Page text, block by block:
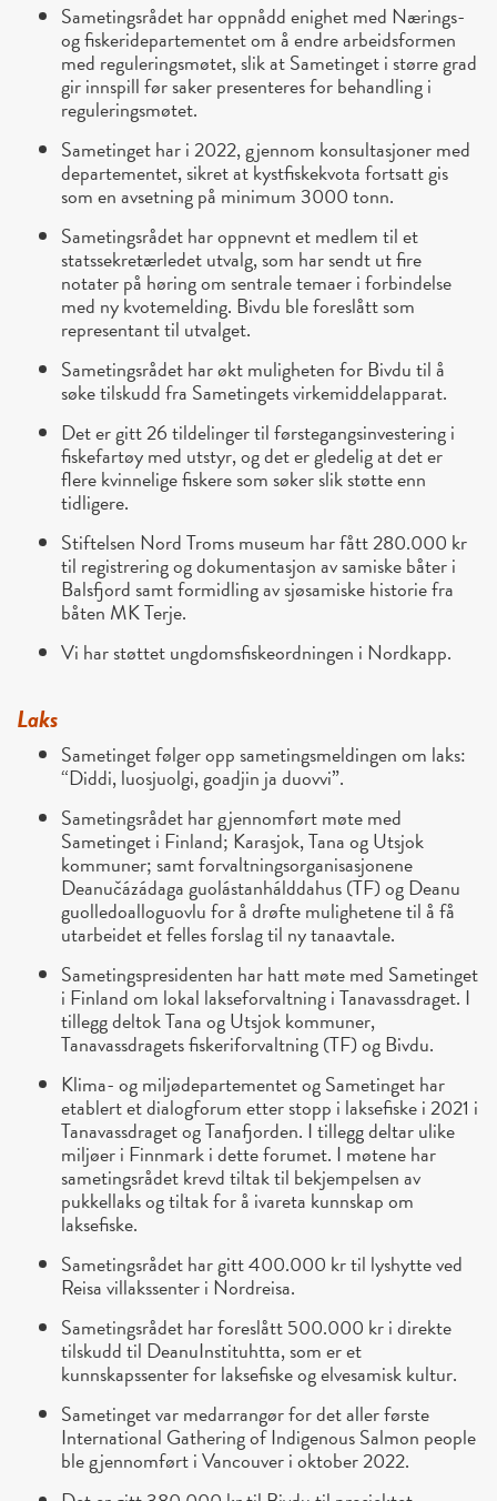
Sametingsrådet har oppnådd enighet med Nærings-
og fiskeridepartementet om å endre arbeidsformen
med reguleringsmøtet, slik at Sametinget i større grad
gir innspill før saker presenteres for behandling i
reguleringsmøtet.
Sametinget har i 2022, gjennom konsultasjoner med
departementet, sikret at kystfiskekvota fortsatt gis
som en avsetning på minimum 3000 tonn.
Sametingsrådet har oppnevnt et medlem til et
statssekretærledet utvalg, som har sendt ut fire
notater på høring om sentrale temaer i forbindelse
med ny kvotemelding. Bivdu ble foreslått som
representant til utvalget.
Sametingsrådet har økt muligheten for Bivdu til å
søke tilskudd fra Sametingets virkemiddelapparat.
Det er gitt 26 tildelinger til førstegangsinvestering i
fiskefartøy med utstyr, og det er gledelig at det er
flere kvinnelige fiskere som søker slik støtte enn
tidligere.
Stiftelsen Nord Troms museum har fått 280.000 kr
til registrering og dokumentasjon av samiske båter i
Balsfjord samt formidling av sjøsamiske historie fra
båten MK Terje.
Vi har støttet ungdomsfiskeordningen i Nordkapp.
Laks
Sametinget følger opp sametingsmeldingen om laks:
“Diddi, luosjuolgi, goadjin ja duovvi”.
Sametingsrådet har gjennomført møte med
Sametinget i Finland; Karasjok, Tana og Utsjok
kommuner; samt forvaltningsorganisasjonene
Deanučázádaga guolástanhálddahus (TF) og Deanu
guolledoalloguovlu for å drøfte mulighetene til å få
utarbeidet et felles forslag til ny tanaavtale.
Sametingspresidenten har hatt møte med Sametinget
i Finland om lokal lakseforvaltning i Tanavassdraget. I
tillegg deltok Tana og Utsjok kommuner,
Tanavassdragets fiskeriforvaltning (TF) og Bivdu.
Klima- og miljødepartementet og Sametinget har
etablert et dialogforum etter stopp i laksefiske i 2021 i
Tanavassdraget og Tanafjorden. I tillegg deltar ulike
miljøer i Finnmark i dette forumet. I møtene har
sametingsrådet krevd tiltak til bekjempelsen av
pukkellaks og tiltak for å ivareta kunnskap om
laksefiske.
Sametingsrådet har gitt 400.000 kr til lyshytte ved
Reisa villakssenter i Nordreisa.
Sametingsrådet har foreslått 500.000 kr i direkte
tilskudd til DeanuInstituhtta, som er et
kunnskapssenter for laksefiske og elvesamisk kultur.
Sametinget var medarrangør for det aller første
International Gathering of Indigenous Salmon people
ble gjennomført i Vancouver i oktober 2022.